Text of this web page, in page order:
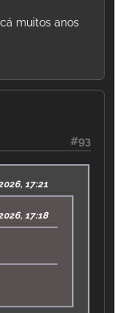
muitos anos
#93
17:21
17:18